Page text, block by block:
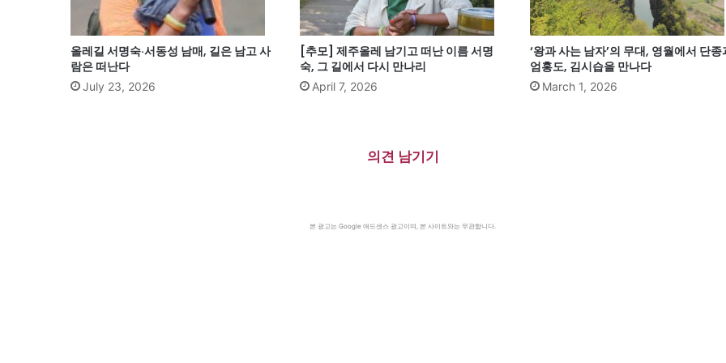
올레길 서명숙·서동성 남매, 길은 남고 사
람은 떠난다
July 23, 2026
[추모] 제주올레 남기고 떠난 이름 서명
숙, 그 길에서 다시 만나리
April 7, 2026
‘왕과 사는 남자’의 무대, 영월에서 단종
엄홍도, 김시습을 만나다
March 1, 2026
의견 남기기
본 광고는 Google 애드센스 광고이며, 본 사이트와는 무관합니다.